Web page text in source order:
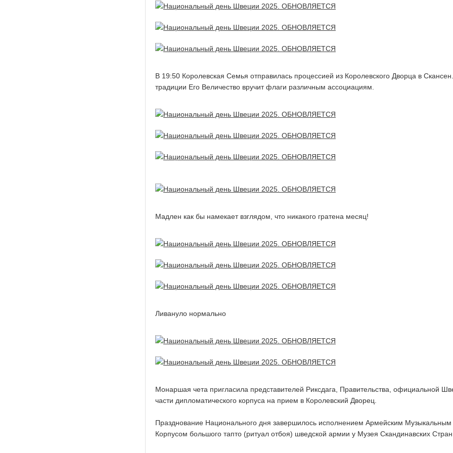
В 19:50 Королевская Семья отправилась процессией из Королевского Дворца в
традиции Его Величество вручит флаги различным ассоциациям.
Мадлен как бы намекает взглядом, что никакого гратена месяц!
Ливануло нормально
Монаршая чета пригласила представителей Риксдага, Правительства, официальной
части дипломатического корпуса на прием в Королевский Дворец.
Празднование Национального дня завершилось исполнением Армейским Музыкальным
Корпусом большого тапто (ритуал отбоя) шведской армии у Музея Скандинавских